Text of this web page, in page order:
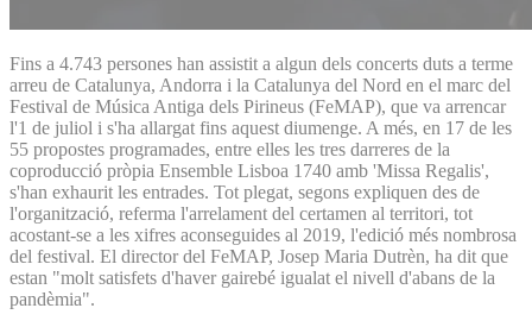
Fins a 4.743 persones han assistit a algun dels concerts duts a terme
arreu de Catalunya, Andorra i la Catalunya del Nord en el marc del
Festival de Música Antiga dels Pirineus (FeMAP), que va arrencar
l'1 de juliol i s'ha allargat fins aquest diumenge. A més, en 17 de les
55 propostes programades, entre elles les tres darreres de la
coproducció pròpia Ensemble Lisboa 1740 amb 'Missa Regalis',
s'han exhaurit les entrades. Tot plegat, segons expliquen des de
l'organització, referma l'arrelament del certamen al territori, tot
acostant-se a les xifres aconseguides al 2019, l'edició més nombrosa
del festival. El director del FeMAP, Josep Maria Dutrèn, ha dit que
estan "molt satisfets d'haver gairebé igualat el nivell d'abans de la
pandèmia".